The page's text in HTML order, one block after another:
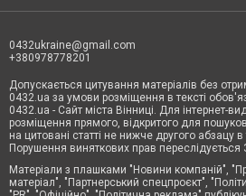
0432ukraine@gmail.com
+380978778201
Допускається цитування матеріалів без
0432.ua за умови розміщення в тексті
0432.ua - Сайт міста Вінниці. Для інтернет-
розміщення прямого, відкритого для
на цитовані статті не нижче другого абзацу
Порушення виняткових прав переслідується
Матеріали з плашками "Новини компаній",
матеріал", "Партнерський спецпроєкт",